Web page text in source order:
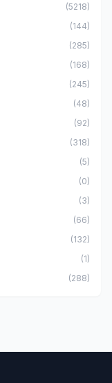
(5218)
(144)
(285)
(168)
(245)
(48)
(92)
(318)
(5)
(0)
(3)
(66)
(132)
(1)
(288)